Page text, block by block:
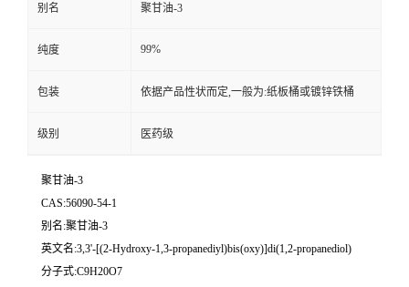
别名 聚甘油-3
纯度 99%
包装 依据产品性状而定,一般为:纸板桶或镀锌铁桶
级别 医药级
聚甘油-3
CAS:56090-54-1
别名:聚甘油-3
英文名:3,3'-[(2-Hydroxy-1,3-propanediyl)bis(oxy)]di(1,2-propanediol)
分子式:C9H20O7